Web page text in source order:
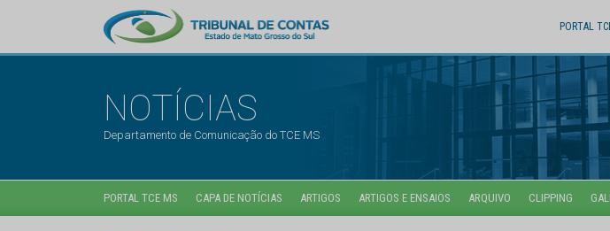
PORTAL
NOTÍCIAS
Departamento de Comunicação do TCE MS
PORTAL TCE MS CAPA DE NOTÍCIAS ARTIGOS ARTIGOS E ENSAIOS ARQUIVO CLIPPING